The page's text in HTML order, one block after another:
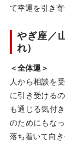
て幸運を引き寄
やぎ座／
れ）
＜全体運＞
人から相談を
に引き受ける
も通じる気付
のためにもな
落ち着いて向